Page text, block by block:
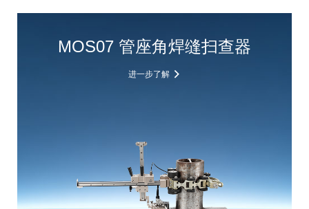
MOS07 管座角焊缝扫查器
进一步了解